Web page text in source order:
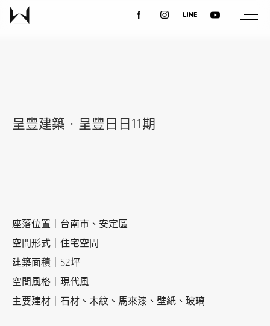
加盟徵才
呈豐建築‧呈豐日日11期
座落位置｜台南市、安定區
空間形式｜住宅空間
建築面積｜52坪
空間風格｜現代風
主要建材｜石材、木紋、馬來漆、壁紙、玻璃